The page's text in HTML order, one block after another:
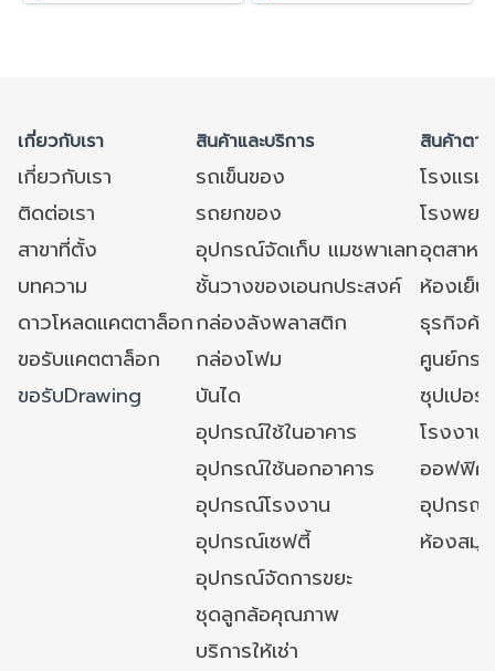
เกี่ยวกับเรา สินค้าและบริการ สินค้าตา
เกี่ยวกับเรา รถเข็นของ
โรงแร
ติดต่อเรา
รถยกของ
โรงพย
สาขาที่ตั้ง
อุปกรณ์จัดเก็บ แมชพาเลทอุตสาหก
บทความ
ชั้นวางของเอนกประสงค์
ห้องเย็
ดาวโหลดแคตตาล็อกกล่องลังพลาสติก
ธุรกิจค้
ขอรับแคตตาล็อก
กล่องโฟม
ศูนย์กร
ขอรับDrawing
บันได
ซุปเปอ
อุปกรณ์ใช้ในอาคาร
โรงงา
อุปกรณ์ใช้นอกอาคาร
ออฟฟิศ/
อุปกรณ์โรงงาน
อุปกรณ์
อุปกรณ์เซฟตี้
ห้องสมุ
อุปกรณ์จัดการขยะ
ชุดลูกล้อคุณภาพ
บริการให้เช่า